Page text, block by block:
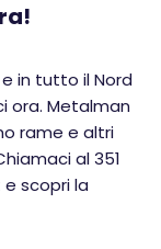
in tutto il Nord
ora. Metalman
rame e altri
al 351
scopri la